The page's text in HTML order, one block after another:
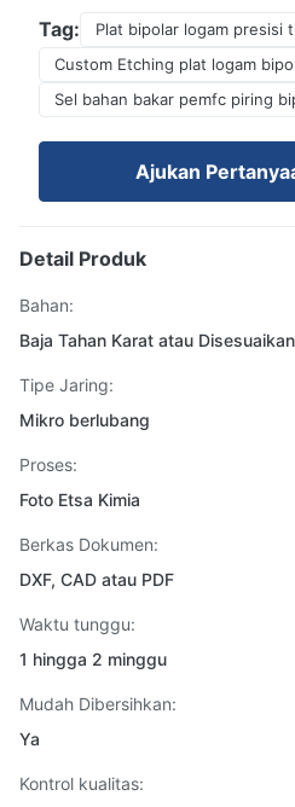
Tag:
Plat bipolar logam presisi
Custom Etching plat logam
Sel bahan bakar pemfc piring
Ajukan
Detail Produk
Bahan:
Baja Tahan Karat atau Disesuaikan
Tipe Jaring:
Mikro berlubang
Proses:
Foto Etsa Kimia
Berkas Dokumen:
DXF, CAD atau PDF
Waktu tunggu:
1 hingga 2 minggu
Mudah Dibersihkan:
Ya
Kontrol kualitas: